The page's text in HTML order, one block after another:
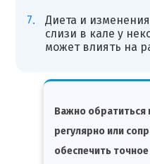
Диета и
слизи в кале у
может влиять на
Важно обратиться
регулярно или
обеспечить